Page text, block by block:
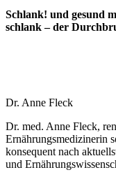
Schlank! und gesund
schlank – der
Dr. Anne Fleck
Dr. med. Anne Fleck,
Ernährungsmedizinerin
konsequent nach
und